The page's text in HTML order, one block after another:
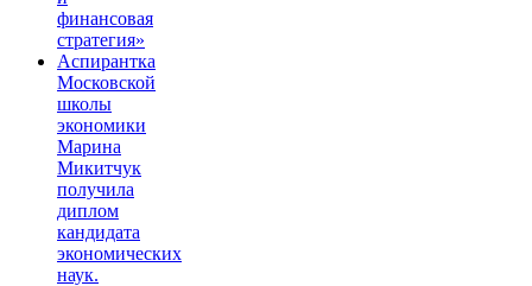
финансовая
стратегия»
Аспирантка
Московской
школы
экономики
Марина
Микитчук
получила
диплом
кандидата
экономических
наук.